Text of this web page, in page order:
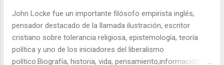
John Locke fue un importante filósofo empirista inglés,
pensador destacado de la llamada ilustración, escritor
cristiano sobre tolerancia religiosa, epistemología, teoría
política y uno de los iniciadores del liberalismo
político.Biografía, historia, vida, pensamiento,información,